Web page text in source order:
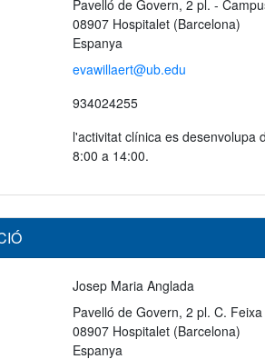
Pavelló de Govern, 2 pl. -
08907 Hospitalet (Barcelona)
Espanya
evawillaert@ub.edu
934024255
l'activitat clínica es desenvolupa
8:00 a 14:00.
Josep Maria Anglada
Pavelló de Govern, 2 pl. C.
08907 Hospitalet (Barcelona)
Espanya